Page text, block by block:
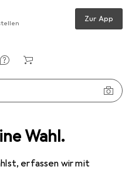
Wahl.
erfassen wir mit
Zur App
Pichler Heissluftgebläse